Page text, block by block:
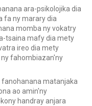
ara-psikolojika dia
fa ny marary dia
momba ny vokatry
tsaina mafy dia mety
ireo dia mety
ny fahombiazan'ny
fanohanana matanjaka
ao amin'ny
handray anjara